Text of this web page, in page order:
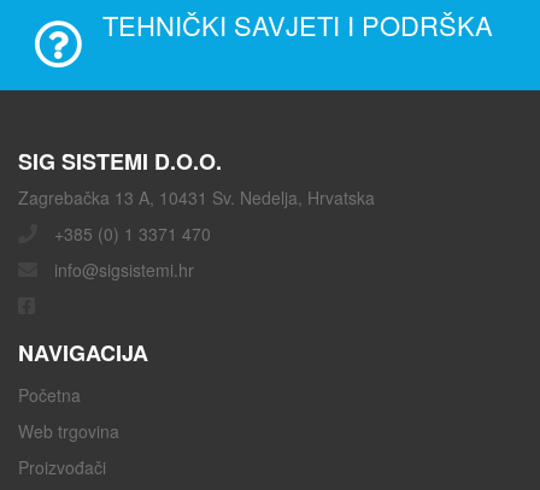
TEHNIČKI SAVJETI I PODRŠKA
SIG SISTEMI D.O.O.
Zagrebačka 13 A, 10431 Sv. Nedelja, Hrvatska
+385 (0) 1 3371 470
info@sigsistemi.hr
NAVIGACIJA
Početna
Web trgovina
Proizvođači